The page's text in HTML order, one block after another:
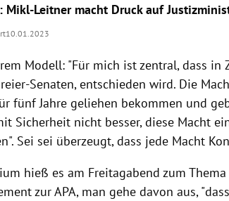
Mikl-Leitner macht Druck auf
10.01.2023
Modell: "Für mich ist zentral, dass in
Senaten, entschieden wird. Die
fünf Jahre geliehen bekommen und
Sicherheit nicht besser, diese Macht
Sei sei überzeugt, dass jede Macht
hieß es am Freitagabend zum
zur APA, man gehe davon aus,